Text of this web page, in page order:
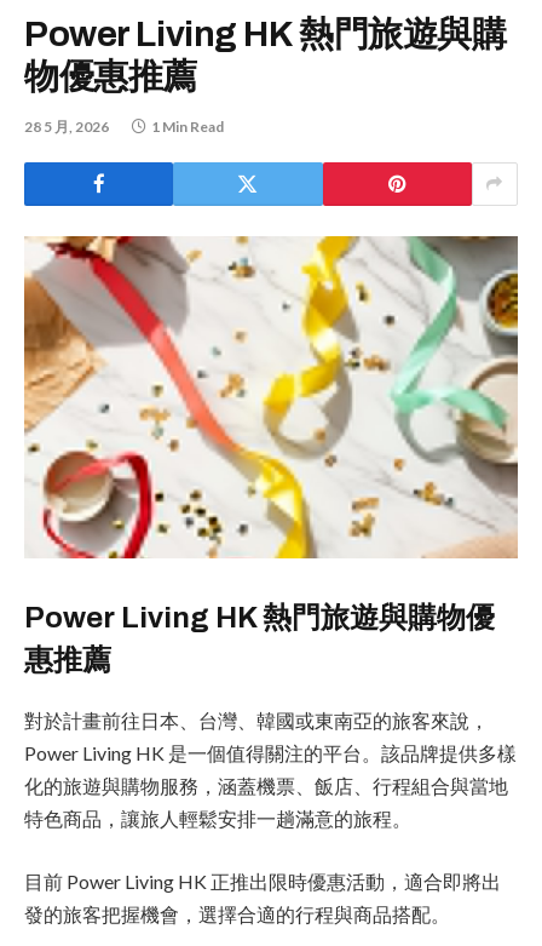
Power Living HK 熱門旅遊與購
物優惠推薦
28 5 月, 2026 1 Min Read
Power Living HK 熱門旅遊與購物優
惠推薦
對於計畫前往日本、台灣、韓國或東南亞的旅客來說，
Power Living HK 是一個值得關注的平台。該品牌提供多樣
化的旅遊與購物服務，涵蓋機票、飯店、行程組合與當地
特色商品，讓旅人輕鬆安排一趟滿意的旅程。
目前 Power Living HK 正推出限時優惠活動，適合即將出
發的旅客把握機會，選擇合適的行程與商品搭配。